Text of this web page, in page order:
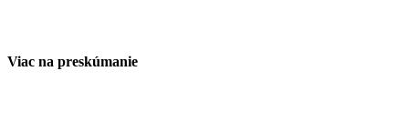
Viac na preskúmanie